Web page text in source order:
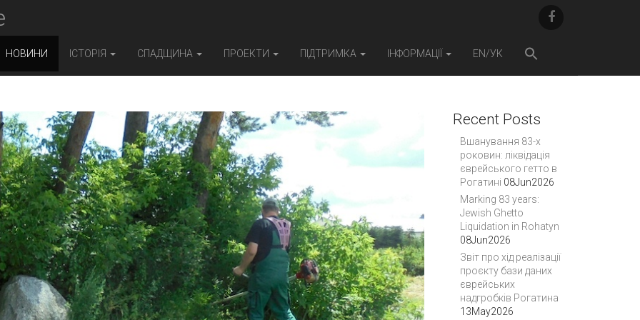
O
НОВИНИ ІСТОРІЯ СПАДЩИНА ПРОЕКТИ ПІДТРИМКА ІНФОРМАЦІЇ EN/УК
Recent Posts
Вшанування 83-х
роковин: ліквідація
єврейського гетто в
Рогатині 08Jun2026
Marking 83 years:
Jewish Ghetto
Liquidation in Rohatyn
08Jun2026
Звіт про хід реалізації
проєкту бази даних
єврейських
надгробків Рогатина
13May2026